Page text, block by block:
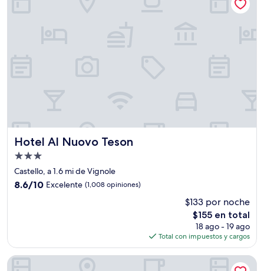
Hotel Al Nuovo Teson
Hotel Al Nuovo Teson
Propiedad
de
3.0
Castello, a 1.6 mi de Vignole
8.6
8.6/10 Excelente (1,008 opiniones)
$133 por noche
El
precio
actual
es
de
$155 en total
18 ago - 19 ago
Total con impuestos y cargos
All’Angelo Art Hotel